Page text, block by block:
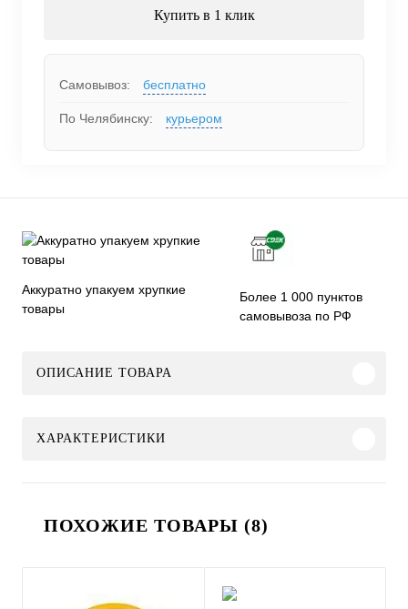
Купить в 1 клик
Самовывоз: бесплатно
По Челябинску: курьером
Аккуратно упакуем хрупкие
товары
Более 1 000 пунктов
самовывоза по РФ
ОПИСАНИЕ ТОВАРА
ХАРАКТЕРИСТИКИ
ПОХОЖИЕ ТОВАРЫ (8)